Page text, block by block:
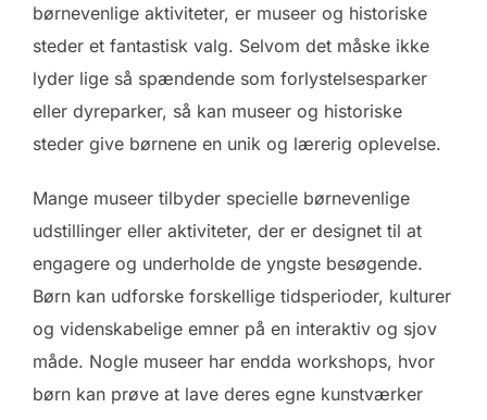
børnevenlige aktiviteter, er museer og historiske
steder et fantastisk valg. Selvom det måske ikke
lyder lige så spændende som forlystelsesparker
eller dyreparker, så kan museer og historiske
steder give børnene en unik og lærerig oplevelse.
Mange museer tilbyder specielle børnevenlige
udstillinger eller aktiviteter, der er designet til at
engagere og underholde de yngste besøgende.
Børn kan udforske forskellige tidsperioder, kulturer
og videnskabelige emner på en interaktiv og sjov
måde. Nogle museer har endda workshops, hvor
børn kan prøve at lave deres egne kunstværker